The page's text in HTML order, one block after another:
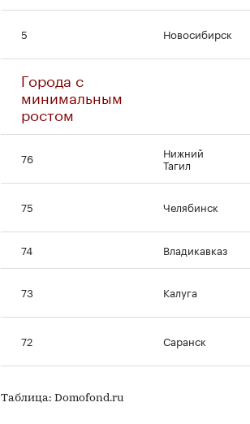
5 Новосибирск
Города с
минимальным
ростом
76 Нижний
Тагил
75 Челябинск
74 Владикавказ
73 Калуга
72 Саранск
Таблица: Domofond.ru